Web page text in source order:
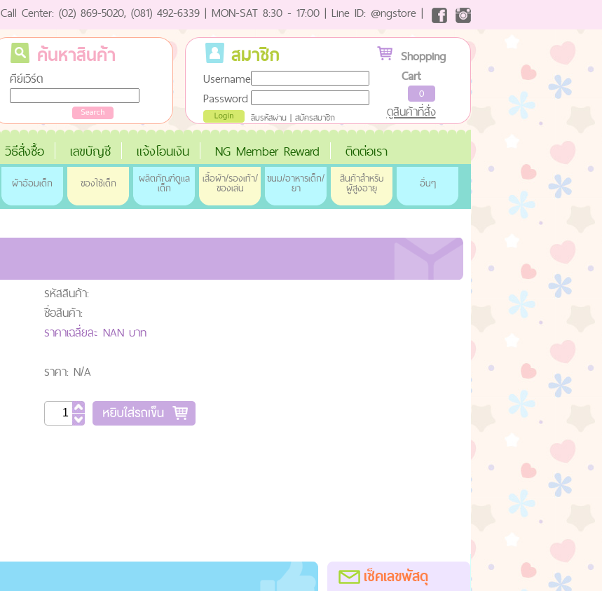
Call Center: (02) 869-5020, (081) 492-6339 | MON-SAT 8:30 - 17:00 | Line ID: @ngstore |
ค้นหาสินค้า
คีย์เวิร์ด
สมาชิก
Shopping
Cart
0
ดูสินค้าที่สั่ง
Username
Password
ลืมรหัสผ่าน | สมัครสมาชิก
วิธีสั่งซื้อ เลขบัญชี แจ้งโอนเงิน NG Member Reward ติดต่อเรา
ผ้าอ้อมเด็ก ของใช้เด็ก ผลิตภัณฑ์ดูแล
เด็ก
เสื้อผ้า/รองเท้า/
ของเล่น
ขนม/อาหารเด็ก/
ยา
สินค้าสำหรับ
ผู้สูงอายุ อื่นๆ
รหัสสินค้า:
ชื่อสินค้า:
ราคาเฉลี่ยละ NAN บาท
ราคา: N/A
เช็คเลขพัสดุ